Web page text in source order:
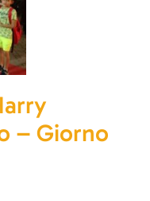
– Giorno